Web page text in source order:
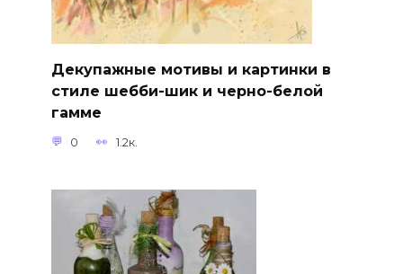
Декупажные мотивы и картинки в
стиле шебби-шик и черно-белой
гамме
0 1.2к.